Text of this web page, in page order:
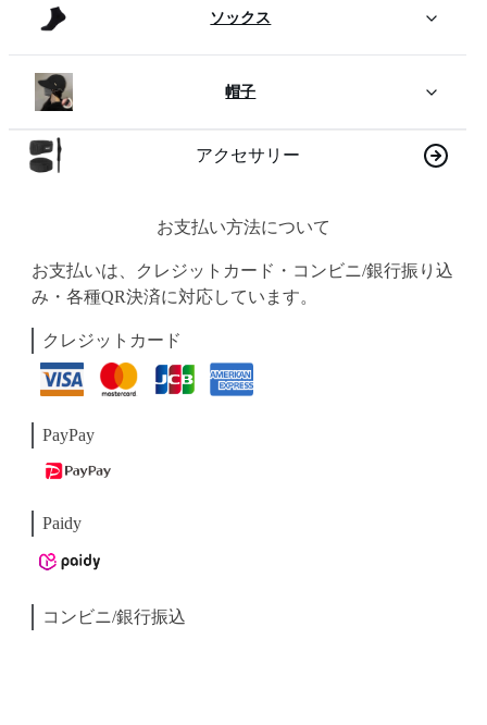
ソックス
帽子
アクセサリー
お支払い方法について
お支払いは、クレジットカード・コンビニ/銀行振り込
み・各種QR決済に対応しています。
クレジットカード
PayPay
Paidy
コンビニ/銀行振込